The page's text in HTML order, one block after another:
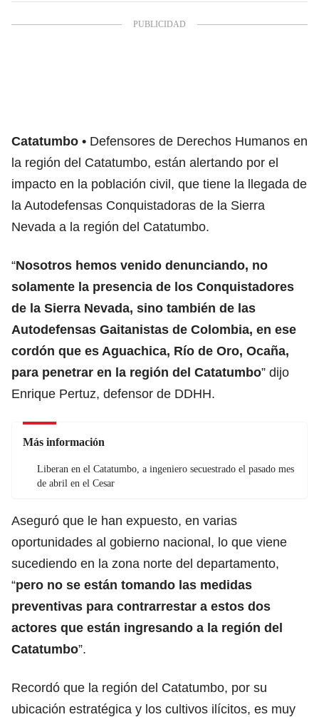
Catatumbo
Defensores de Derechos Humanos en
la región del Catatumbo, están alertando por el
impacto en la población civil, que tiene la llegada de
la Autodefensas Conquistadoras de la Sierra
Nevada a la región del Catatumbo.
“Nosotros hemos venido denunciando, no
solamente la presencia de los Conquistadores
de la Sierra Nevada, sino también de las
Autodefensas Gaitanistas de Colombia, en ese
cordón que es Aguachica, Río de Oro, Ocaña,
para penetrar en la región del Catatumbo” dijo
Enrique Pertuz, defensor de DDHH.
Más información
Liberan en el Catatumbo, a ingeniero secuestrado el pasado mes
de abril en el Cesar
Aseguró que le han expuesto, en varias
oportunidades al gobierno nacional, lo que viene
sucediendo en la zona norte del departamento,
“pero no se están tomando las medidas
preventivas para contrarrestar a estos dos
actores que están ingresando a la región del
Catatumbo”.
Recordó que la región del Catatumbo, por su
ubicación estratégica y los cultivos ilícitos, es muy